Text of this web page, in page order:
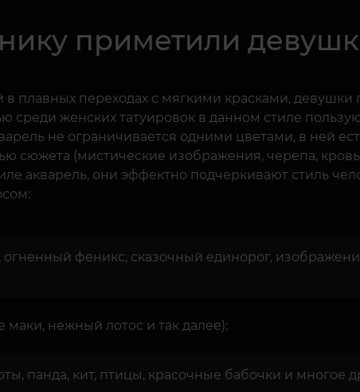
приметили
плавных переходах с мягкими красками, девушки
среди женских татуировок в данном стиле
не ограничивается одними цветами, в ней
сюжета (мистические изображения, черепа,
акварель, они эффектно подчеркивают стиль
феникс, сказочный единорог,
нежный лотос и так далее);
панда, кит, птицы, красочные бабочки и многое